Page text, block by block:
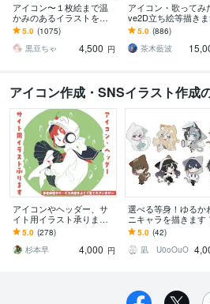
アイコン〜１枚絵まで温
かみのあるイラストを描
きます ★ココナラ自体が
初めての方も、お気軽に
ご相談ください♪★
5.0 (1075)
黒豆ちゃ
4,500 円
アイコン・歌ってみ
ve2D立ち絵等描きま
びキャラや配信用イ
ト等、幅広く制作し
ます！
5.0 (886)
茶木藍波
アイコン作成・SNSイラスト作成
アイコンやヘッダー、サ
イト用イラスト承ります
SNS用やバナー用画像等
に！ゆるいイラストで個
性を出せます
5.0 (278)
杉本早
4,000 円
選べる等身！ゆるか
ニキャラを描きます
コンや似顔絵、グッ
作など用途に応じて
を選べます！
5.0 (42)
凪 U0oOuO